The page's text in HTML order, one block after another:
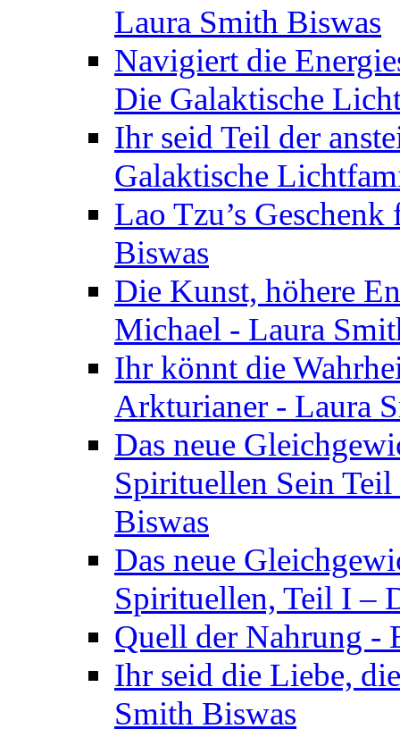
Laura Smith Biswas
Navigiert die
Die Galaktische
Ihr seid Teil der
Galaktische
Lao Tzu’s
Biswas
Die Kunst, höhere
Michael - Laura
Ihr könnt die
Arkturianer - Laura
Das neue
Spirituellen Sein
Biswas
Das neue
Spirituellen, Teil I –
Quell der Nahrung -
Ihr seid die Liebe,
Smith Biswas